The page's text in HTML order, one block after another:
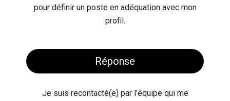
pour définir un poste en adéquation avec mon
profil.
Réponse
Je suis recontacté(e) par l’équipe qui me